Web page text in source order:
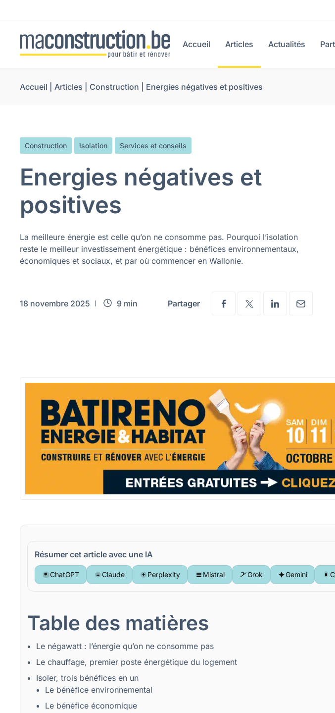
Accueil Articles Actualités
Accueil |Articles Construction Energies négatives et positives
Construction Isolation Services et conseils
Energies négatives et
positives
La meilleure énergie est celle qu’on ne consomme pas. Pourquoi l’isolation
reste le meilleur investissement énergétique : bénéfices environnementaux,
économiques et sociaux, et par où commencer en Wallonie.
18 novembre 2025 9 min Partager
Résumer cet article avec une IA
ChatGPT Claude Perplexity Mistral Grok Gemini
Table des matières
Le négawatt : l’énergie qu’on ne consomme pas
Le chauffage, premier poste énergétique du logement
Isoler, trois bénéfices en un
Le bénéfice environnemental
Le bénéfice économique